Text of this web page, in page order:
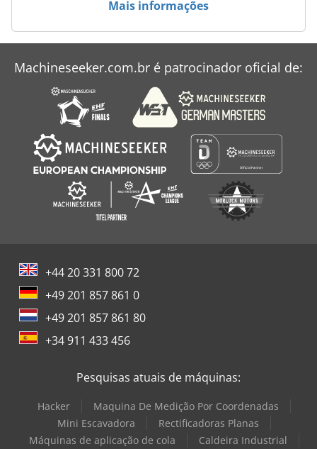
Case Ih Mx 150
Case Ih Mxm 130
Case-Ih Maxxum
Mais informações
Machineseeker.com.br é patrocinador oficial de:
+44 20 331 800 72
+49 201 857 861 0
+49 201 857 861 80
+34 911 433 456
Pesquisas atuais de máquinas:
Hacker
Maquina De Medição Por Coordenadas
Mini Escavadora
Rectificadoras Planas
Máquinas de aplicação de cola
Caldeira Industrial